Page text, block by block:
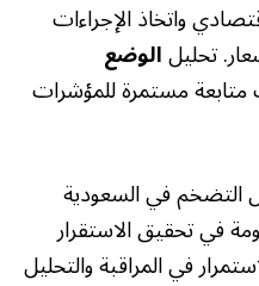
واتخاذ الإجراءات
تحليلالوضع
مستمرة للمؤشرات
التضخم في السعودية
في تحقيق الاستقرار
في المراقبة والتحليل